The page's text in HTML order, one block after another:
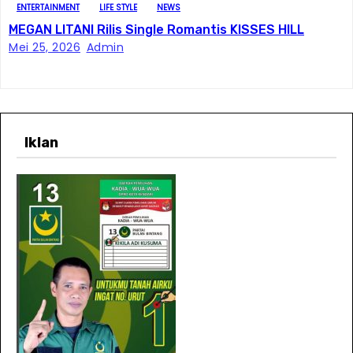
ENTERTAINMENT LIFE STYLE NEWS
MEGAN LITANI Rilis Single Romantis KISSES HILL
Mei 25, 2026 Admin
Iklan